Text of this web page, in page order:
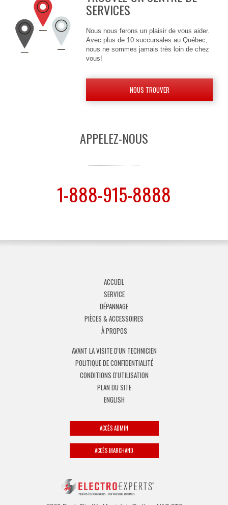
SERVICES
Nous nous ferons un plaisir de vous aider.
Avec plus de 10 succursales au Québec,
nous ne sommes jamais très loin de chez
vous!
NOUS TROUVER
APPELEZ-NOUS
1-888-915-8888
ACCUEIL
SERVICE
DÉPANNAGE
PIÈCES & ACCESSOIRES
À PROPOS
AVANT LA VISITE D'UN TECHNICIEN
POLITIQUE DE CONFIDENTIALITÉ
CONDITIONS D'UTILISATION
PLAN DU SITE
ENGLISH
ACCÈS ADMIN
ACCÈS MARCHAND